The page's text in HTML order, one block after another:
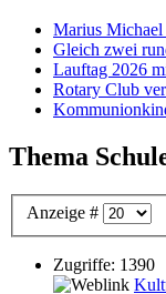
Marius Michael
Gleich zwei
Lauftag 2026
Rotary Club
Thema
Anzeige #
Zugriffe: 1390